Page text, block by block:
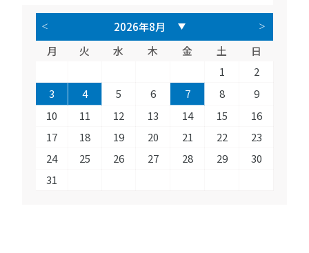
月 火 水 木 金 土
日
1
2
3
4 5 6 7 8
9
10
11 12 13 14 15
16
17
18 19 20 21 22
23
24
25 26 27 28 29
30
31